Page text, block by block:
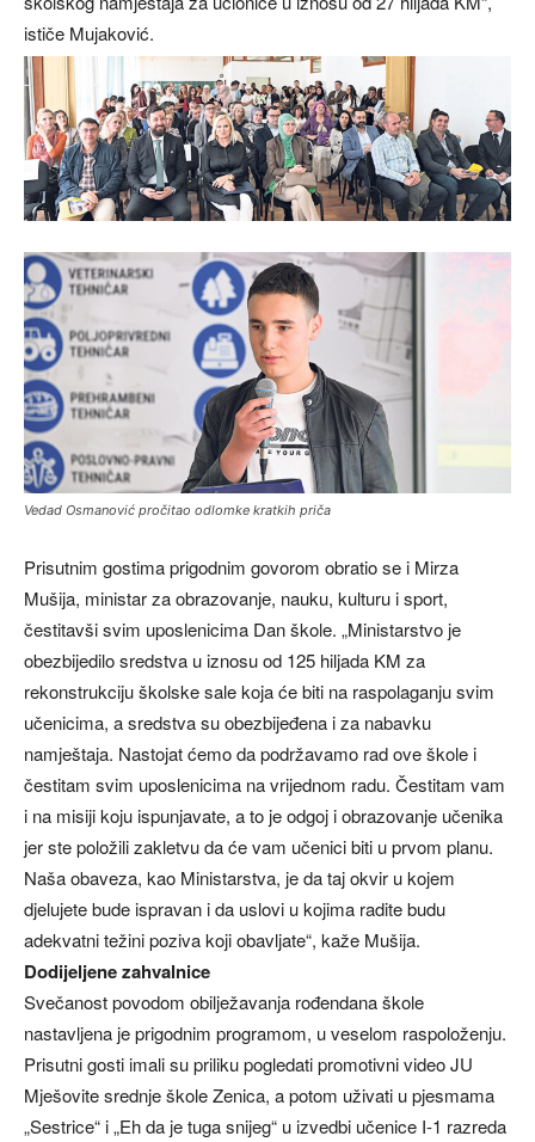
ističe Mujaković.
Vedad Osmanović pročitao odlomke kratkih priča
Prisutnim gostima prigodnim govorom obratio se i Mirza
Mušija, ministar za obrazovanje, nauku, kulturu i sport,
čestitavši svim uposlenicima Dan škole. „Ministarstvo je
obezbijedilo sredstva u iznosu od 125 hiljada KM za
rekonstrukciju školske sale koja će biti na raspolaganju svim
učenicima, a sredstva su obezbijeđena i za nabavku
namještaja. Nastojat ćemo da podržavamo rad ove škole i
čestitam svim uposlenicima na vrijednom radu. Čestitam vam
i na misiji koju ispunjavate, a to je odgoj i obrazovanje učenika
jer ste položili zakletvu da će vam učenici biti u prvom planu.
Naša obaveza, kao Ministarstva, je da taj okvir u kojem
djelujete bude ispravan i da uslovi u kojima radite budu
adekvatni težini poziva koji obavljate“, kaže Mušija.
Dodijeljene zahvalnice
Svečanost povodom obilježavanja rođendana škole
nastavljena je prigodnim programom, u veselom raspoloženju.
Prisutni gosti imali su priliku pogledati promotivni video JU
Mješovite srednje škole Zenica, a potom uživati u pjesmama
„Sestrice“ i „Eh da je tuga snijeg“ u izvedbi učenice I-1 razreda